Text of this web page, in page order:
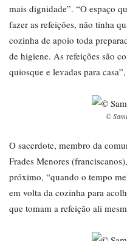
mais dignidade”. “O espaço
fazer as refeições, não tinha
cozinha de apoio toda
de higiene. As refeições são
quiosque e levadas para
©
O sacerdote, membro da
Frades Menores
próximo, “quando o tempo
em volta da cozinha para
que tomam a refeição ali